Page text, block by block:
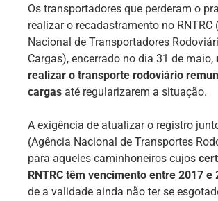
Os transportadores que perderam o
realizar o recadastramento no RNTRC
Nacional de Transportadores
Cargas), encerrado no dia 31 de maio,
realizar o transporte rodoviário
cargas até regularizarem a situação.
A exigência de atualizar o registro
(Agência Nacional de Transportes
para aqueles caminhoneiros cujos
RNTRC têm vencimento entre 2017 e
de a validade ainda não ter se